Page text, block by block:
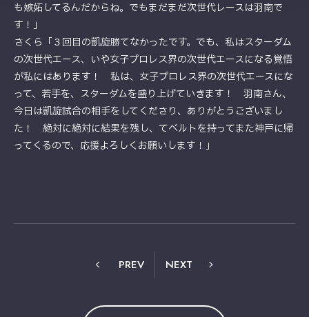
も嫉妬してるんだからね。でもまだまだ次世代レースは羽南で
す！」
さくら「３回目の凱旋勝てなかったです。でも、私はスターダム
の次世代エース、いや女子プロレス界の次世代エースになる覚悟
が私にはあります！ 私は、女子プロレス界の次世代エースにな
って、若手を、スターダムを盛り上げていきます！ 羽南さん、
今日は凱旋試合の相手をしてくださり、ありがとうございまし
た！ 絶対に絶対に結果を残し、てベルトを持ってまた神戸に帰
ってくるので、応援よろしくお願いします！」
PREV NEXT